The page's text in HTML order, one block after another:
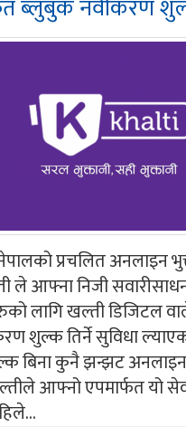
ब्लुबुक नवीकरण
प्रचलित अनलाइन
ले आफ्ना निजी
लागि खल्ती डिजिटल
शुल्क तिर्ने सुविधा
बिना कुनै झन्झट
आफ्नो एपमार्फत यो